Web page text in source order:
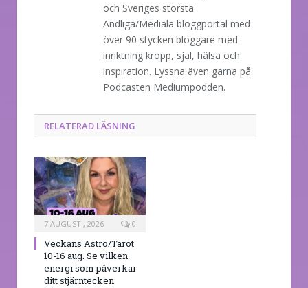
och Sveriges största
Andliga/Mediala bloggportal med
över 90 stycken bloggare med
inriktning kropp, själ, hälsa och
inspiration. Lyssna även gärna på
Podcasten Mediumpodden.
RELATERAD LÄSNING
7 AUGUSTI, 2026 0
Veckans Astro/Tarot
10-16 aug. Se vilken
energi som påverkar
ditt stjärntecken